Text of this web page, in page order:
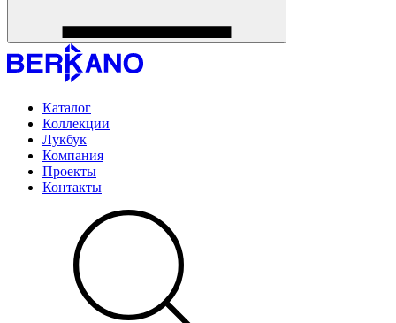
Каталог
Коллекции
Лукбук
Компания
Проекты
Контакты